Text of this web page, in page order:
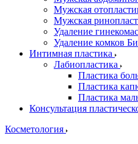
Мужская
Мужская
Удаление
Удаление комков
Интимная пластика
Лабиопластика
Пластика
Пластика
Пластика
Консультация
Косметология